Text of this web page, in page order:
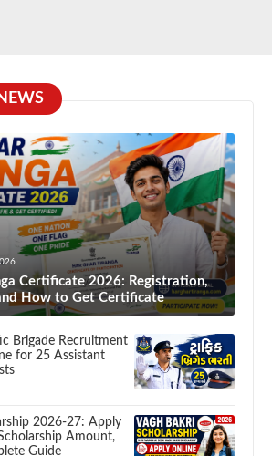
Certificate 2026: Registration,
How to Get Certificate
Brigade Recruitment
for 25 Assistant
2026-27: Apply
Amount,
Guide